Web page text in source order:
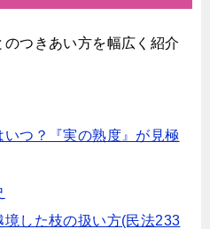
つきあい方を幅広く紹介
いつ？『実の熟度』が見極
境した枝の扱い方(民法233